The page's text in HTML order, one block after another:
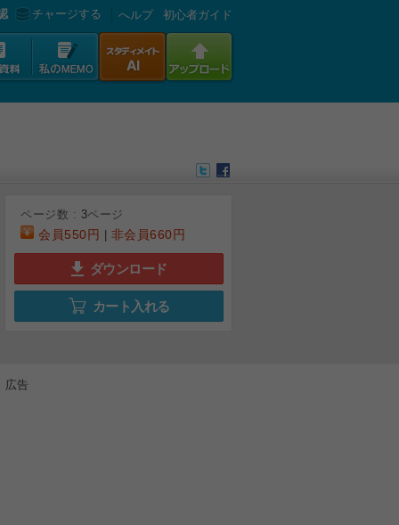
チャージする へルプ 初心者ガイド
ページ数 : 3ページ
会員550円 非会員660円
ダウンロード
カート入れる
広告